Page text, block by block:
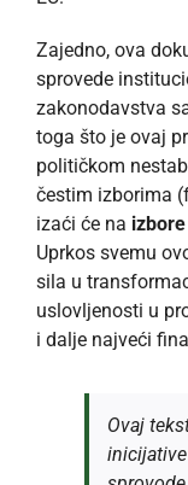
Zajedno, ova
sprovede
zakonodavstva
toga što je ovaj
političkom
čestim izborima
izaći će na izbore
Uprkos svemu
sila u
uslovljenosti u
i dalje najveći
Ovaj
inicijative